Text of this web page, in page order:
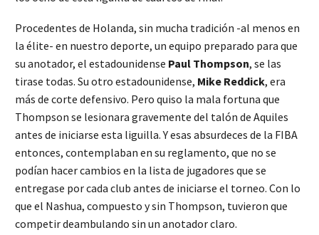
Procedentes de Holanda, sin mucha tradición -al menos en
la élite- en nuestro deporte, un equipo preparado para que
su anotador, el estadounidense Paul Thompson, se las
tirase todas. Su otro estadounidense, Mike Reddick, era
más de corte defensivo. Pero quiso la mala fortuna que
Thompson se lesionara gravemente del talón de Aquiles
antes de iniciarse esta liguilla. Y esas absurdeces de la FIBA
entonces, contemplaban en su reglamento, que no se
podían hacer cambios en la lista de jugadores que se
entregase por cada club antes de iniciarse el torneo. Con lo
que el Nashua, compuesto y sin Thompson, tuvieron que
competir deambulando sin un anotador claro.